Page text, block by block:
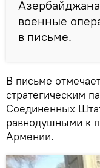
военные
в письме.
В письме
стратегическим
Соединенных
равнодушными к
Армении.